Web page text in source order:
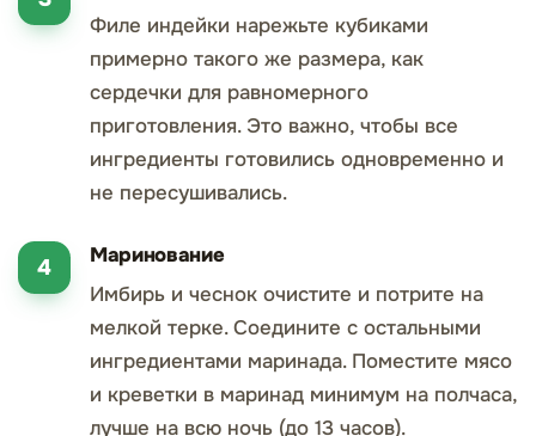
Филе индейки нарежьте кубиками
примерно такого же размера, как
сердечки для равномерного
приготовления. Это важно, чтобы все
ингредиенты готовились одновременно и
не пересушивались.
Маринование
Имбирь и чеснок очистите и потрите на
мелкой терке. Соедините с остальными
ингредиентами маринада. Поместите мясо
и креветки в маринад минимум на полчаса,
лучше на всю ночь (до 13 часов).